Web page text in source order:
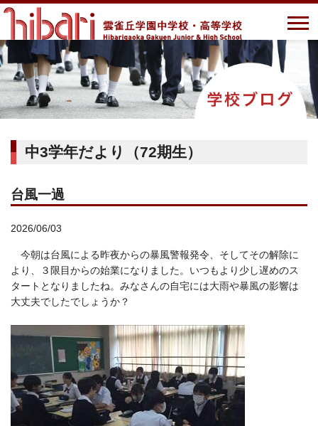
中3学年だより（72期生）
台風一過
2026/06/03
今朝は台風による昨夜からの暴風警報発令、そしてその解除に
より、３限目からの始業になりました。いつもより少し遅めのス
タートとなりましたね。みなさんの自宅には大雨や暴風の影響は
大丈夫でしたでしょうか？